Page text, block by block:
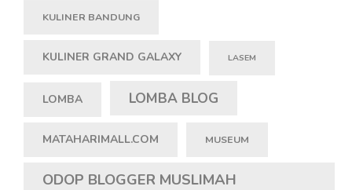
KULINER BANDUNG
KULINER GRAND GALAXY LASEM
LOMBA LOMBA BLOG
MATAHARIMALL.COM MUSEUM
ODOP BLOGGER MUSLIMAH